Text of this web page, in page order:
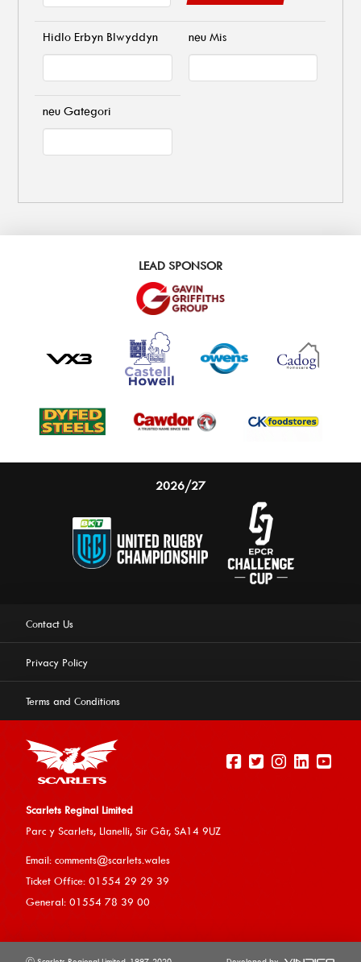
experience on our website. Learn more
Allow cookies
Hidlo Erbyn Blwyddyn neu Mis
neu Gategori
LEAD SPONSOR
2026/27
Contact Us
Privacy Policy
Terms and Conditions
Scarlets Reginal Limited
Parc y Scarlets, Llanelli, Sir Gâr, SA14 9UZ
Email: comments@scarlets.wales
Ticket Office: 01554 29 29 39
General: 01554 78 39 00